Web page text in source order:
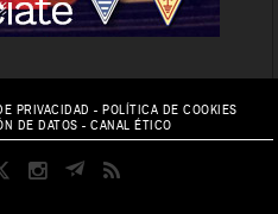
PRIVACIDAD -POLÍTICA DE COOKIES
DE DATOS -CANAL ÉTICO